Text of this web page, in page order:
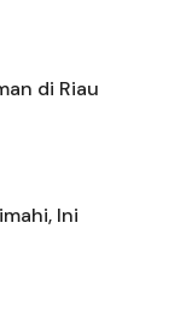
di Riau
Ini